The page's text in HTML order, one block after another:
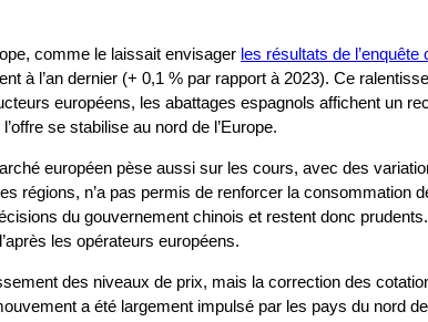
comme le laissait envisager les résultats de
à l’an dernier (+ 0,1 % par rapport à 2023). Ce
européens, les abattages espagnols affichent un
se stabilise au nord de l’Europe.
européen pèse aussi sur les cours, avec des
régions, n’a pas permis de renforcer la
du gouvernement chinois et restent donc
les opérateurs européens.
des niveaux de prix, mais la correction des
a été largement impulsé par les pays du nord